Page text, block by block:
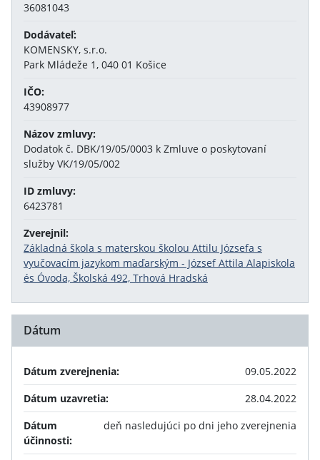
36081043
Dodávateľ:
KOMENSKY, s.r.o.
Park Mládeže 1, 040 01 Košice
IČO:
43908977
Názov zmluvy:
Dodatok č. DBK/19/05/0003 k Zmluve o poskytovaní
služby VK/19/05/002
ID zmluvy:
6423781
Zverejnil:
Základná škola s materskou školou Attilu Józsefa s
vyučovacím jazykom maďarským - József Attila Alapiskola
és Óvoda, Školská 492, Trhová Hradská
Dátum
Dátum zverejnenia:
09.05.2022
Dátum uzavretia:
28.04.2022
Dátum
účinnosti:
deň nasledujúci po dni jeho zverejnenia